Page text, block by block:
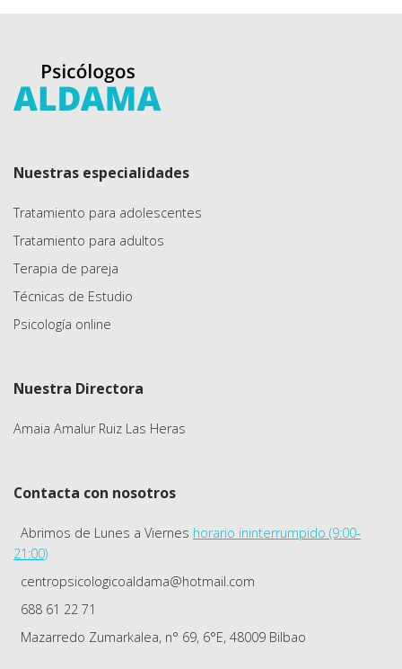
Nuestras especialidades
Tratamiento para adolescentes
Tratamiento para adultos
Terapia de pareja
Técnicas de Estudio
Psicología online
Nuestra Directora
Amaia Amalur Ruiz Las Heras
Contacta con nosotros
Abrimos de Lunes a Viernes horario ininterrumpido (9:00-
21:00)
centropsicologicoaldama@hotmail.com
688 61 22 71
Mazarredo Zumarkalea, n° 69, 6°E, 48009 Bilbao